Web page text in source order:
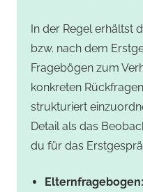
In der Regel erhältst
bzw. nach dem
Fragebögen zum
konkreten
strukturiert
Detail als das
du für das
Elternfragebogen: